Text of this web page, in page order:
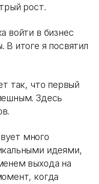
рост.
войти в бизнес
В итоге я посвятил
так, что первый
Здесь
много
идеями,
выхода на
когда